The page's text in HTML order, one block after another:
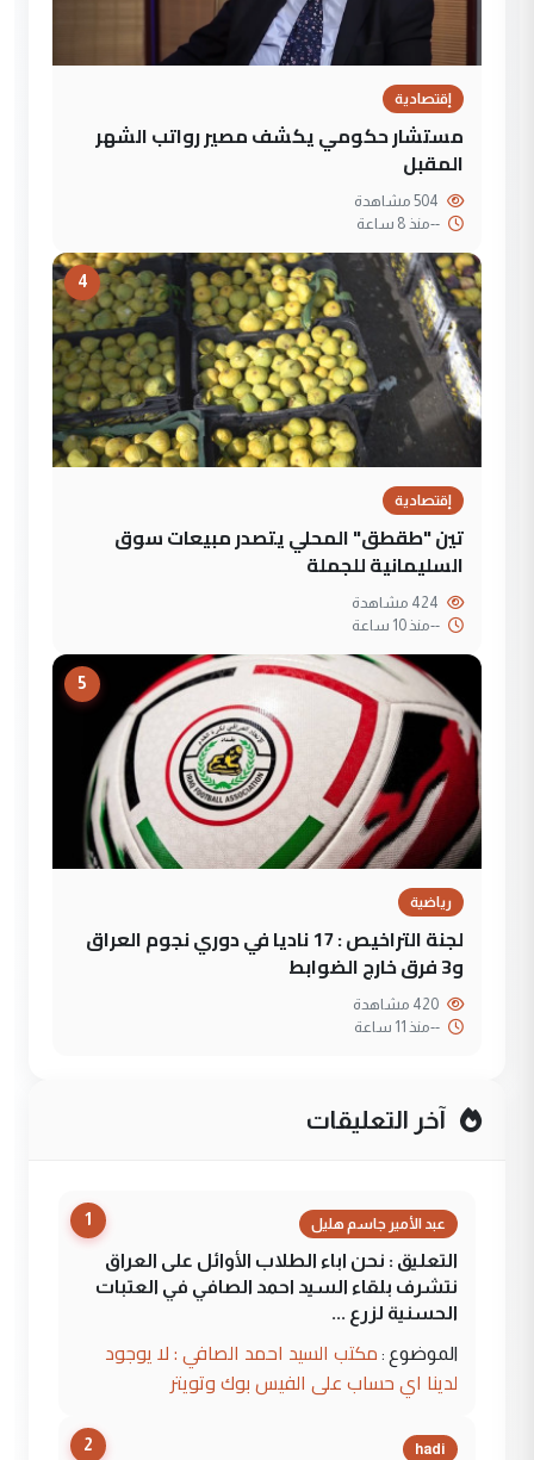
إقتصادية
مستشار حكومي يكشف مصير رواتب الشهر
المقبل
--منذ 8 ساعة
4
إقتصادية
تين "طقطق" المحلي يتصدر مبيعات سوق
السليمانية للجملة
--منذ 10 ساعة
5
رياضية
لجنة التراخيص : 17 ناديا في دوري نجوم العراق
و3 فرق خارج الضوابط
--منذ 11 ساعة
آخر التعليقات
1 عبد الأمير جاسم هليل
التعليق : نحن اباء الطلاب الأوائل على العراق
نتشرف بلقاء السيد احمد الصافي في العتبات
الحسنية لزرع ...
الموضوع : مكتب السيد احمد الصافي : لا يوجود
لدينا اي حساب على الفيس بوك وتويتر
2 hadi